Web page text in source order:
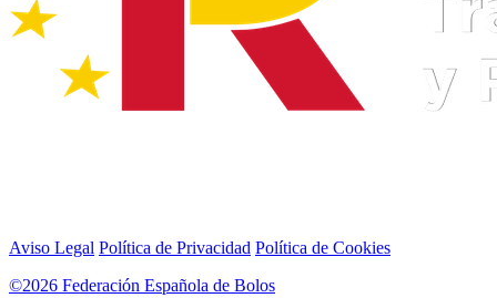
Aviso Legal Política de Privacidad Política de Cookies
©2026 Federación Española de Bolos